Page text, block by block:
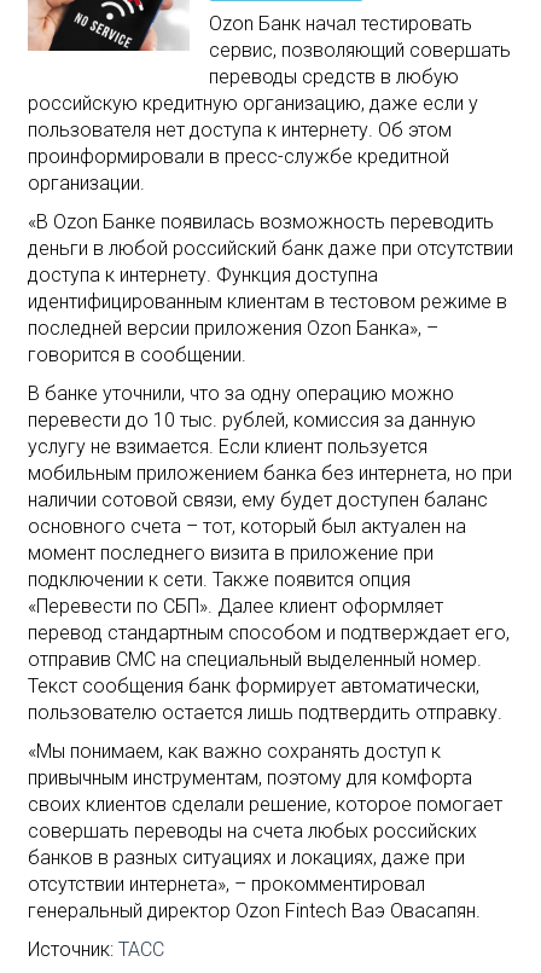
Ozon Банк начал тестировать
сервис, позволяющий совершать
переводы средств в любую
российскую кредитную организацию, даже если у
пользователя нет доступа к интернету. Об этом
проинформировали в пресс-службе кредитной
организации.
«В Ozon Банке появилась возможность переводить
деньги в любой российский банк даже при отсутствии
доступа к интернету. Функция доступна
идентифицированным клиентам в тестовом режиме в
последней версии приложения Ozon Банка», –
говорится в сообщении.
В банке уточнили, что за одну операцию можно
перевести до 10 тыс. рублей, комиссия за данную
услугу не взимается. Если клиент пользуется
мобильным приложением банка без интернета, но при
наличии сотовой связи, ему будет доступен баланс
основного счета – тот, который был актуален на
момент последнего визита в приложение при
подключении к сети. Также появится опция
«Перевести по СБП». Далее клиент оформляет
перевод стандартным способом и подтверждает его,
отправив СМС на специальный выделенный номер.
Текст сообщения банк формирует автоматически,
пользователю остается лишь подтвердить отправку.
«Мы понимаем, как важно сохранять доступ к
привычным инструментам, поэтому для комфорта
своих клиентов сделали решение, которое помогает
совершать переводы на счета любых российских
банков в разных ситуациях и локациях, даже при
отсутствии интернета», – прокомментировал
генеральный директор Ozon Fintech Ваэ Овасапян.
Источник: ТАСС